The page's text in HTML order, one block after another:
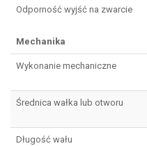
Odporność wyjść na zwarcie
Mechanika
Wykonanie mechaniczne
Średnica wałka lub otworu
Długość wału